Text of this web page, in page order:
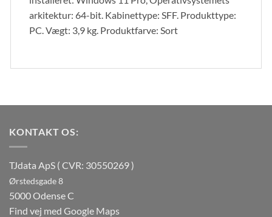
arkitektur: 64-bit. Kabinettype: SFF. Produkttype:
PC. Vægt: 3,9 kg. Produktfarve: Sort
KONTAKT OS:
TJdata ApS ( CVR: 30550269 )
Ørstedsgade 8
5000 Odense C
Find vej med Google Maps